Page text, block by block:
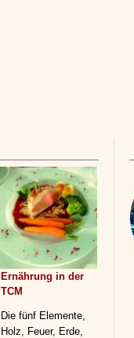
Ernährung in der
TCM
Die fünf Elemente,
Holz, Feuer, Erde,